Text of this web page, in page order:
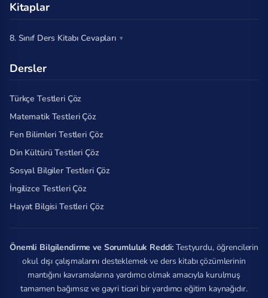
Kitaplar
8. Sınıf Ders Kitabı Cevapları
Dersler
Türkçe Testleri Çöz
Matematik Testleri Çöz
Fen Bilimleri Testleri Çöz
Din Kültürü Testleri Çöz
Sosyal Bilgiler Testleri Çöz
İngilizce Testleri Çöz
Hayat Bilgisi Testleri Çöz
Önemli Bilgilendirme ve Sorumluluk Reddi: Testyurdu, öğrencilerin
okul dışı çalışmalarını desteklemek ve ders kitabı çözümlerinin
mantığını kavramalarına yardımcı olmak amacıyla kurulmuş
tamamen bağımsız ve gayri ticari bir yardımcı eğitim kaynağıdır.